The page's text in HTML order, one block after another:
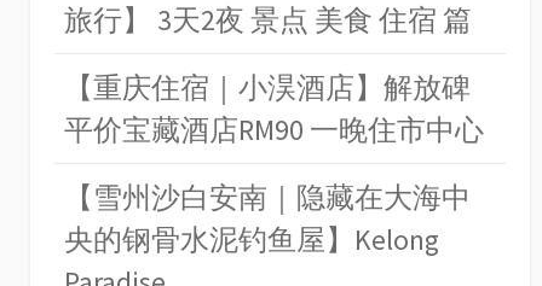
旅行】 3天2夜 景点 美食 住宿 篇
【重庆住宿｜小淏酒店】解放碑
平价宝藏酒店RM90 一晚住市中心
【雪州沙白安南｜隐藏在大海中
央的钢骨水泥钓鱼屋】Kelong